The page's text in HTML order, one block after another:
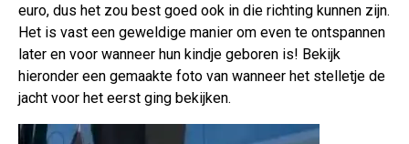
euro, dus het zou best goed ook in die richting kunnen zijn.
Het is vast een geweldige manier om even te ontspannen
later en voor wanneer hun kindje geboren is! Bekijk
hieronder een gemaakte foto van wanneer het stelletje de
jacht voor het eerst ging bekijken.